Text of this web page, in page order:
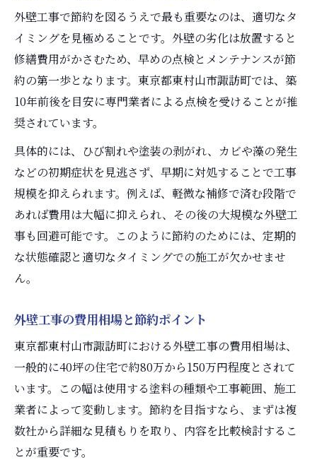
外壁工事で節約を図るうえで最も重要なのは、適切なタ
イミングを見極めることです。外壁の劣化は放置すると
修繕費用がかさむため、早めの点検とメンテナンスが節
約の第一歩となります。東京都東村山市諏訪町では、築
10年前後を目安に専門業者による点検を受けることが推
奨されています。
具体的には、ひび割れや塗装の剥がれ、カビや藻の発生
などの初期症状を見逃さず、早期に対処することで工事
規模を抑えられます。例えば、軽微な補修で済む段階で
あれば費用は大幅に抑えられ、その後の大規模な外壁工
事も回避可能です。このように節約のためには、定期的
な状態確認と適切なタイミングでの施工が欠かせませ
ん。
外壁工事の費用相場と節約ポイント
東京都東村山市諏訪町における外壁工事の費用相場は、
一般的に40坪の住宅で約80万から150万円程度とされて
います。この幅は使用する塗料の種類や工事範囲、施工
業者によって変動します。節約を目指すなら、まずは複
数社から詳細な見積もりを取り、内容を比較検討するこ
とが重要です。